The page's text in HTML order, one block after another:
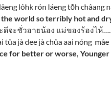
lôhk rón láeng tŏh châang
world so terribly hot and
ดีจะชั่วอายน้อง แม่ของร้องไห้
tûa jà dee jà chûa aai nóng
for better or worse, Younger